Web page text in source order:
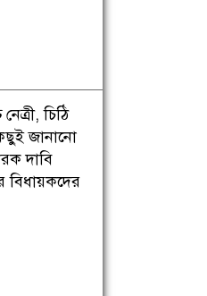
চিঠি
জানানো
দাবি
বিধায়কদের